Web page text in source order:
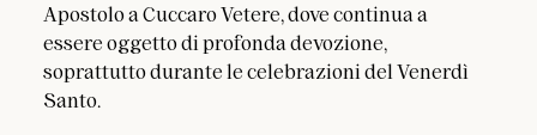
Apostolo a Cuccaro Vetere, dove continua a
essere oggetto di profonda devozione,
soprattutto durante le celebrazioni del Venerdì
Santo.